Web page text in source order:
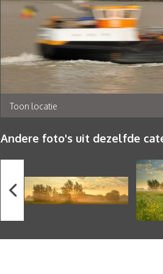
Toon locatie
Andere foto's uit dezelfde